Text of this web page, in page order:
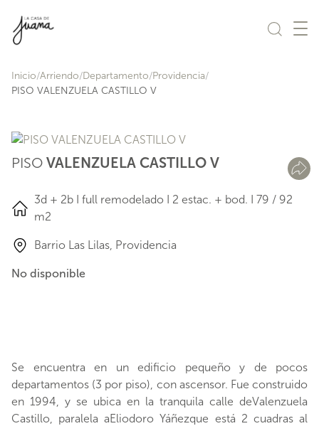
Inicio Arriendo Departamento Providencia
PISO VALENZUELA CASTILLO V
PISO VALENZUELA CASTILLO V
3d + 2b I full remodelado I 2 estac. + bod. I 79 / 92
m2​​
Barrio Las Lilas, Providencia
No disponible
Se encuentra en un edificio pequeño y de pocos
departamentos (3 por piso), con ascensor. Fue construido
en 1994, y se ubica en la tranquila calle deValenzuela
Castillo, paralela aEliodoro Yáñezque está 2 cuadras al